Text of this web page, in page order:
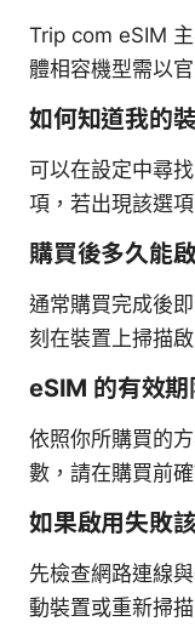
Trip com eSIM
體相容機型需以
如何知道我的
可以在設定中尋
項，若出現該選
購買後多久能
通常購買完成後
刻在裝置上掃描啟
eSIM 的有效期
依照你所購買的
數，請在購買前確
如果啟用失敗
先檢查網路連線
動裝置或重新掃